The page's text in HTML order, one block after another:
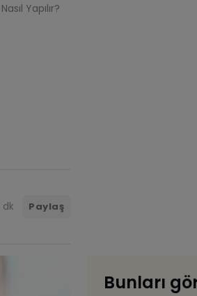
Yapılır?
dk Paylaş
Bunları